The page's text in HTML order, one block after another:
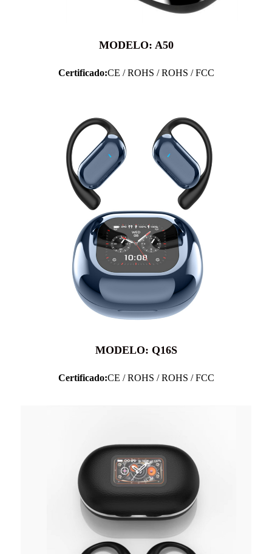
MODELO: A50
Certificado:CE / ROHS / ROHS / FCC
MODELO: Q16S
Certificado:CE / ROHS / ROHS / FCC